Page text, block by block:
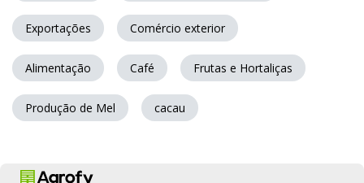
Exportações Comércio exterior
Alimentação Café Frutas e Hortaliças
Produção de Mel cacau